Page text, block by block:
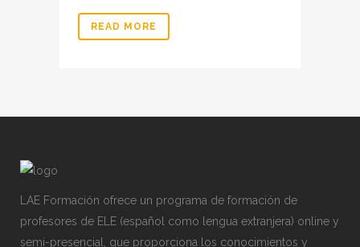
READ MORE
LAE Formación ofrece un programa de formación de
profesores de ELE (español como lengua extranjera) online y
semi-presencial, que proporciona los conocimientos y